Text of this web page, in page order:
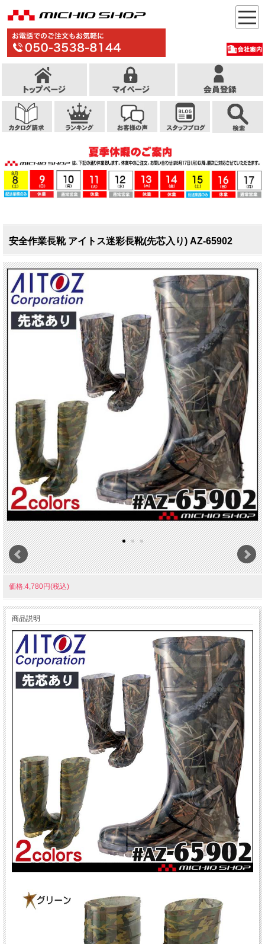
安全作業長靴 アイトス迷彩長靴(先芯入り) AZ-65902
価格:4,780円(税込)
商品説明